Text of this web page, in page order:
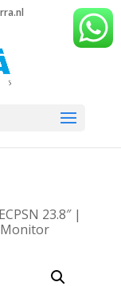
23.8″ |
Monitor